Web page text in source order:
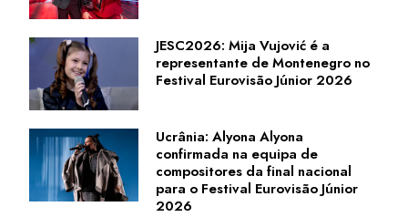
JESC2026: Mija Vujović é a
representante de Montenegro no
Festival Eurovisão Júnior 2026
Ucrânia: Alyona Alyona
confirmada na equipa de
compositores da final nacional
para o Festival Eurovisão Júnior
2026